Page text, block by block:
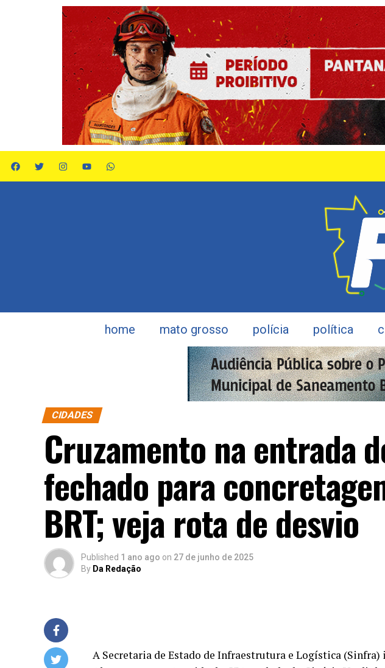
home mato grosso polícia política
CIDADES
Cruzamento na entrada
fechado para
BRT; veja rota de desvio
Published 1 ano ago on 27 de junho de 2025
By Da Redação
A Secretaria de Estado de Infraestrutura e Logística